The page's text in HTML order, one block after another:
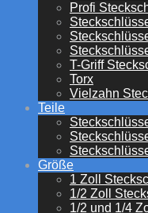
Profi
T-Griff
Torx
Vielzahn
Teile
Größe
1 Zoll
1/2 Zoll
1/2 und 1/4